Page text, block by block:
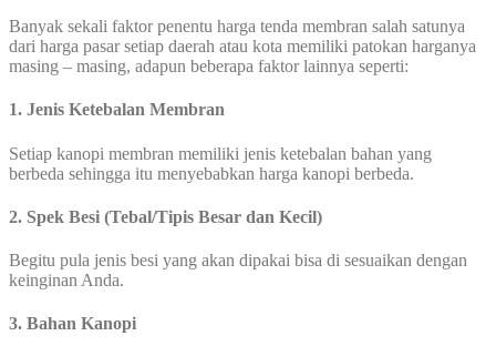
Banyak sekali faktor penentu harga tenda membran salah satunya
dari harga pasar setiap daerah atau kota memiliki patokan harganya
masing – masing, adapun beberapa faktor lainnya seperti:
1. Jenis Ketebalan Membran
Setiap kanopi membran memiliki jenis ketebalan bahan yang
berbeda sehingga itu menyebabkan harga kanopi berbeda.
2. Spek Besi (Tebal/Tipis Besar dan Kecil)
Begitu pula jenis besi yang akan dipakai bisa di sesuaikan dengan
keinginan Anda.
3. Bahan Kanopi